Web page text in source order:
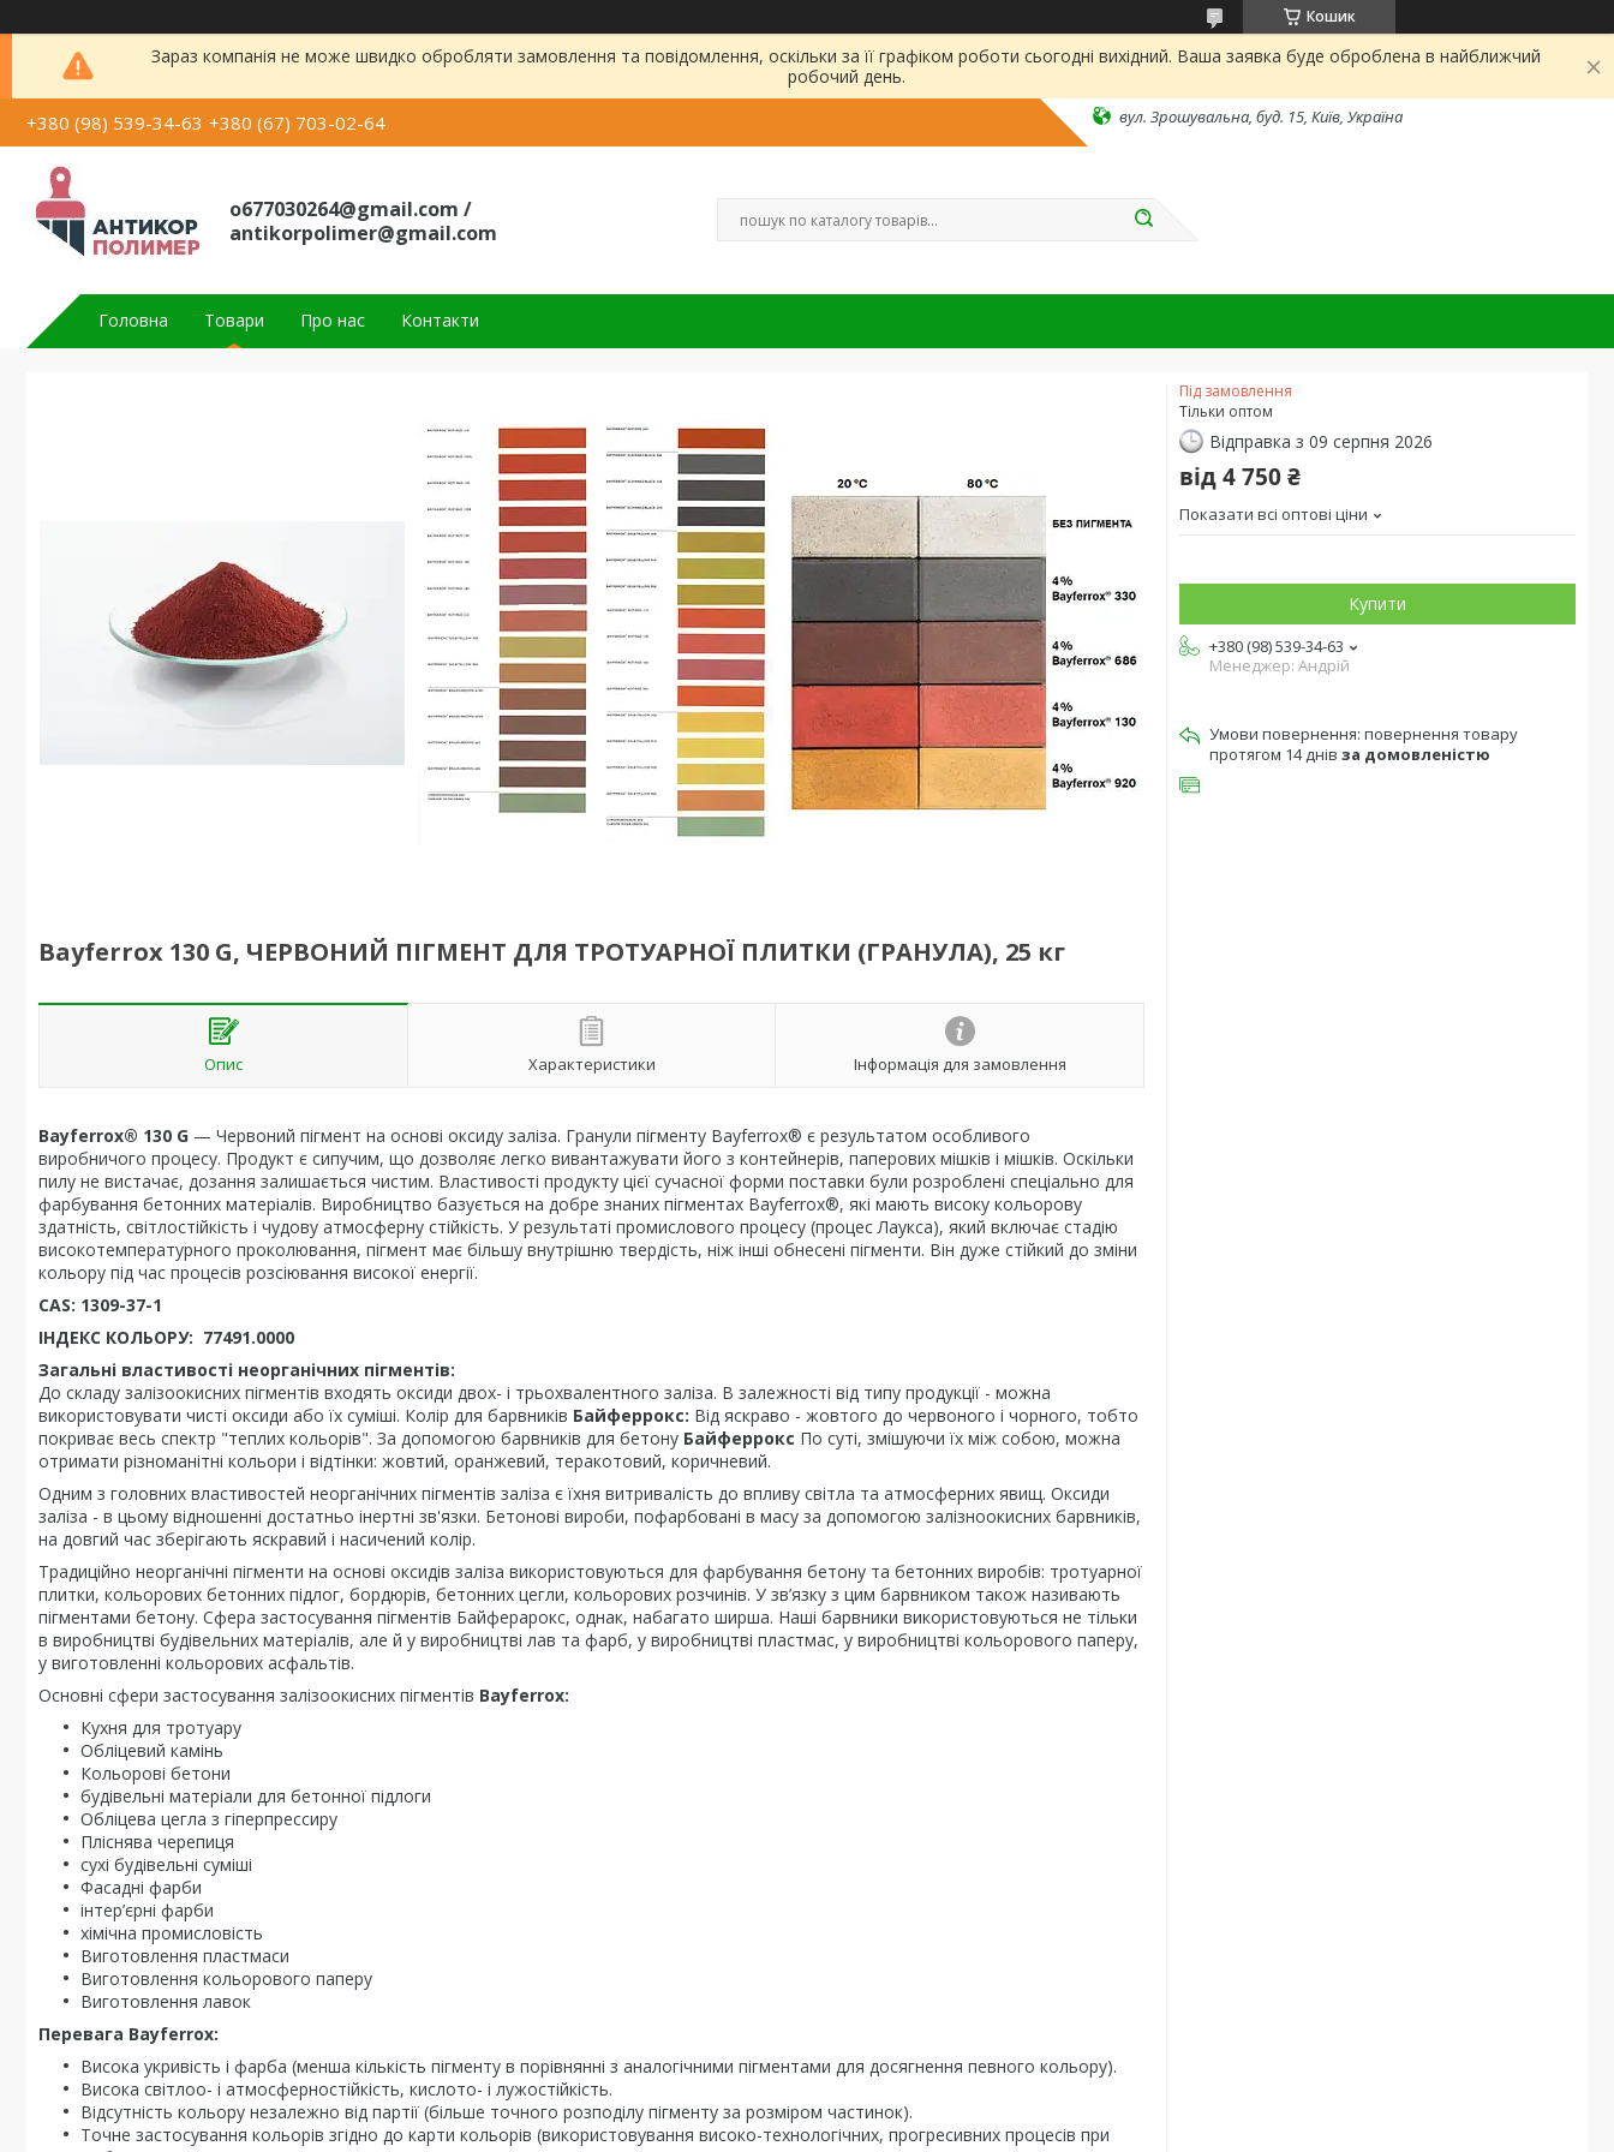
Кошик
Зараз компанія не може швидко обробляти замовлення та повідомлення, оскільки за її графіком роботи сьогодні вихідний. Ваша заявка буде оброблена в найближчий
робочий день.
+380 (98) 539-34-63 +380 (67) 703-02-64 вул. Зрошувальна, буд. 15, Київ, Україна
o677030264@gmail.com /
antikorpolimer@gmail.com
Головна Товари Про нас Контакти
Bayferrox 130 G, ЧЕРВОНИЙ ПІГМЕНТ ДЛЯ ТРОТУАРНОЇ ПЛИТКИ (ГРАНУЛА), 25 кг
Опис Характеристики Інформація для замовлення
Bayferrox® 130 G — Червоний пігмент на основі оксиду заліза. Гранули пігменту Bayferrox® є результатом особливого
виробничого процесу. Продукт є сипучим, що дозволяє легко вивантажувати його з контейнерів, паперових мішків і мішків. Оскільки
пилу не вистачає, дозання залишається чистим. Властивості продукту цієї сучасної форми поставки були розроблені спеціально для
фарбування бетонних матеріалів. Виробництво базується на добре знаних пігментах Bayferrox®, які мають високу кольорову
здатність, світлостійкість і чудову атмосферну стійкість. У результаті промислового процесу (процес Лаукса), який включає стадію
високотемпературного проколювання, пігмент має більшу внутрішню твердість, ніж інші обнесені пігменти. Він дуже стійкий до зміни
кольору під час процесів розсіювання високої енергії.
CAS: 1309-37-1
ІНДЕКС КОЛЬОРУ: 77491.0000
Загальні властивості неорганічних пігментів:
До складу залізоокисних пігментів входять оксиди двох- і трьохвалентного заліза. В залежності від типу продукції - можна
використовувати чисті оксиди або їх суміші. Колір для барвників Байферрокс: Від яскраво - жовтого до червоного і чорного, тобто
покриває весь спектр "теплих кольорів". За допомогою барвників для бетону Байферрокс По суті, змішуючи їх між собою, можна
отримати різноманітні кольори і відтінки: жовтий, оранжевий, теракотовий, коричневий.
Одним з головних властивостей неорганічних пігментів заліза є їхня витривалість до впливу світла та атмосферних явищ. Оксиди
заліза - в цьому відношенні достатньо інертні зв'язки. Бетонові вироби, пофарбовані в масу за допомогою залізноокисних барвників,
на довгий час зберігають яскравий і насичений колір.
Традиційно неорганічні пігменти на основі оксидів заліза використовуються для фарбування бетону та бетонних виробів: тротуарної
плитки, кольорових бетонних підлог, бордюрів, бетонних цегли, кольорових розчинів. У зв’язку з цим барвником також називають
пігментами бетону. Сфера застосування пігментів Байферарокс, однак, набагато ширша. Наші барвники використовуються не тільки
в виробництві будівельних матеріалів, але й у виробництві лав та фарб, у виробництві пластмас, у виробництві кольорового паперу,
у виготовленні кольорових асфальтів.
Основні сфери застосування залізоокисних пігментів Bayferrox:
Кухня для тротуару
Обліцевий камінь
Кольорові бетони
будівельні матеріали для бетонної підлоги
Обліцева цегла з гіперпрессиру
Пліснява черепиця
сухі будівельні суміші
Фасадні фарби
інтер’єрні фарби
хімічна промисловість
Виготовлення пластмаси
Виготовлення кольорового паперу
Виготовлення лавок
Перевага Bayferrox:
Висока укривість і фарба (менша кількість пігменту в порівнянні з аналогічними пігментами для досягнення певного кольору).
Висока світлоо- і атмосферностійкість, кислото- і лужостійкість.
Відсутність кольору незалежно від партії (більше точного розподілу пігменту за розміром частинок).
Точне застосування кольорів згідно до карти кольорів (використовування високо-технологічних, прогресивних процесів при
Під замовлення
Тільки оптом
Відправка з 09 серпня 2026
від4 750 ₴
Показати всі оптові ціни
Купити
+380 (98) 539-34-63
Менеджер: Андрій
повернення товару
протягом 14 днів за домовленістю